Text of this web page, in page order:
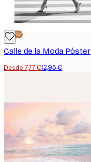
-40%*
Calle de la Moda Póster
Desde 7,77 €12,95 €